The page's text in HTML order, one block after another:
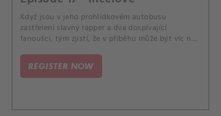
Když jsou v jeho prohlídkovém autobusu
zastřeleni slavný rapper a dva dospívající
fanoušci, tým zjistí, že v příběhu může být víc než
dosáhne významného milníku, kvůli kterému
uvažuje o své budoucnosti v agentuře.
REGISTER NOW